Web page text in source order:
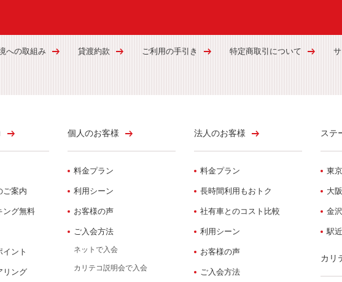
への取組み 貸渡約款 ご利用の手引き 特定商取引について
ご案内
ング無料
ント
リング
個人のお客様
料金プラン
利用シーン
お客様の声
ご入会方法
ネットで入会
カリテコ説明会で入会
法人のお客様
料金プラン
長時間利用もおトク
社有車とのコスト比較
利用シーン
お客様の声
ご入会方法
ステ
東
大
金
駅
カリ